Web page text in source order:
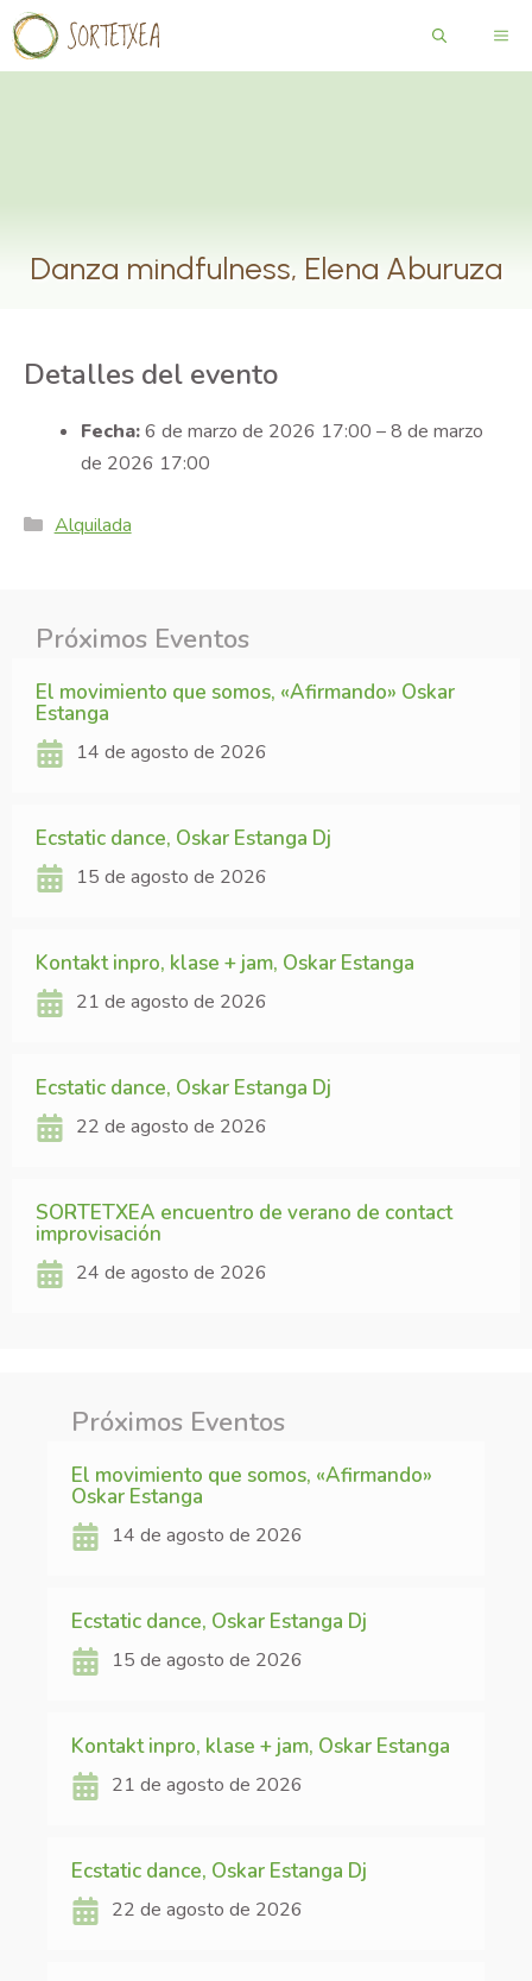
Saltar
al
contenido
Danza mindfulness, Elena Aburuza
Detalles del evento
Fecha:6 de marzo de 2026 17:00 –8 de marzo
de 2026 17:00
Categories
Alquilada
Próximos Eventos
El movimiento que somos, «Afirmando» Oskar
Estanga
14 de agosto de 2026
Ecstatic dance, Oskar Estanga Dj
15 de agosto de 2026
Kontakt inpro, klase + jam, Oskar Estanga
21 de agosto de 2026
Ecstatic dance, Oskar Estanga Dj
22 de agosto de 2026
SORTETXEA encuentro de verano de contact
improvisación
24 de agosto de 2026
Próximos Eventos
El movimiento que somos, «Afirmando»
Oskar Estanga
14 de agosto de 2026
Ecstatic dance, Oskar Estanga Dj
15 de agosto de 2026
Kontakt inpro, klase + jam, Oskar Estanga
21 de agosto de 2026
Ecstatic dance, Oskar Estanga Dj
22 de agosto de 2026